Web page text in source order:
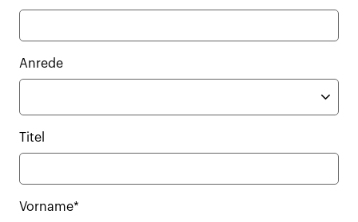
Anrede
Titel
Vorname*